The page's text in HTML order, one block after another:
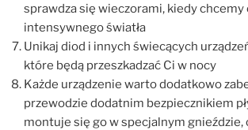
sprawdza się wieczorami, kiedy chcemy
intensywnego światła
Unikaj diod i innych świecących
które będą przeszkadzać Ci w nocy
Każde urządzenie warto dodatkowo
przewodzie dodatnim bezpiecznikiem
montuje się go w specjalnym gnieździe,